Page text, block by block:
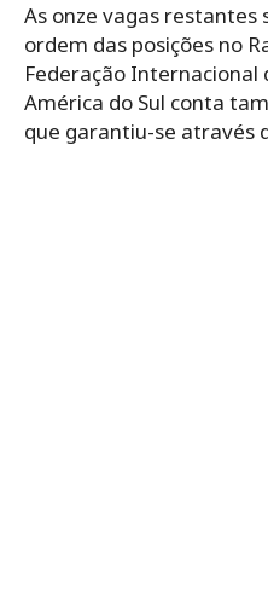
As onze vagas restantes
ordem das posições no
Federação Internacional
América do Sul conta
que garantiu-se através